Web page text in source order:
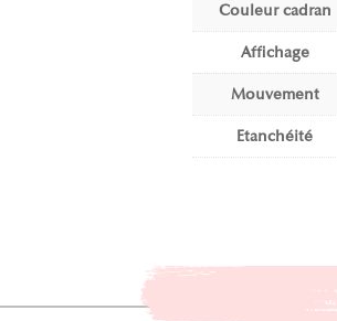
Couleur cadran
Affichage
Mouvement
Etanchéité